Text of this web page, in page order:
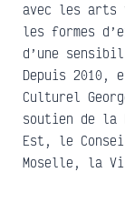
avec les arts
les formes
d’une
Depuis 2010,
Culturel
soutien de la
Est, le
Moselle, la